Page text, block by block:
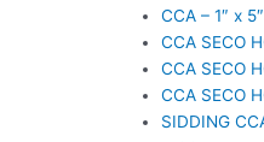
CCA – 1″ x
CCA SECO
CCA SECO
CCA SECO
SIDDING